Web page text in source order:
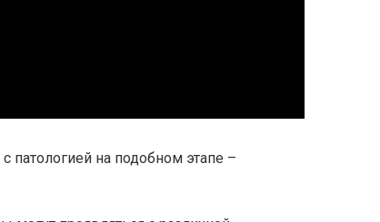
на подобном этапе –